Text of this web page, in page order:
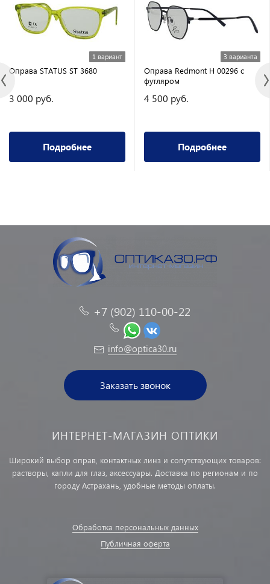
1 вариант
Оправа STATUS ST 3680
3 000 руб.
Подробнее
3 варианта
Оправа Redmont H 00296 с
футляром
4 500 руб.
Подробнее
+7 (902) 110-00-22
info@optica30.ru
Заказать звонок
ИНТЕРНЕТ-МАГАЗИН ОПТИКИ
Широкий выбор оправ, контактных линз и сопутствующих товаров:
растворы, капли для глаз, аксессуары. Доставка по регионам и по
городу Астрахань, удобные методы оплаты.
Обработка персональных данных
Публичная оферта